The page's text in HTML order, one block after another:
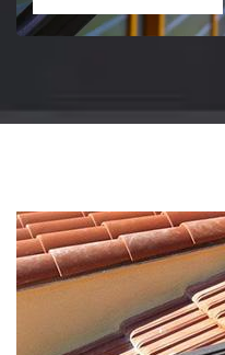
et PVC 51